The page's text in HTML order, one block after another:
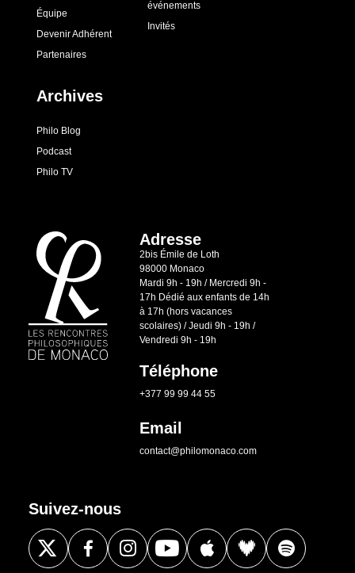
Équipe
Devenir Adhérent
Partenaires
événements
Invités
Archives
Philo Blog
Podcast
Philo TV
Adresse
2bis Émile de Loth
98000 Monaco
Mardi 9h - 19h / Mercredi 9h -
17h Dédié aux enfants de 14h
à 17h (hors vacances
scolaires) / Jeudi 9h - 19h /
Vendredi 9h - 19h
Téléphone
+377 99 99 44 55
Email
contact@philomonaco.com
Suivez-nous